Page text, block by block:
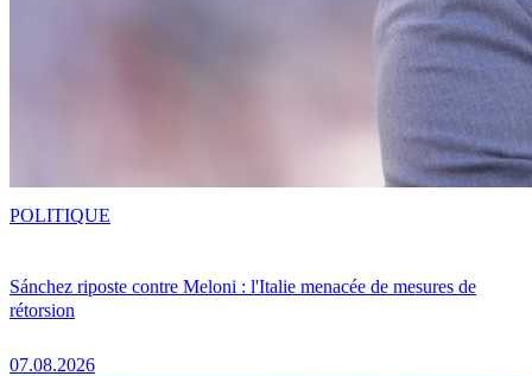
Sánchez riposte contre Meloni : l'Italie menacée de mesures de
rétorsion
07.08.2026
POLITIQUE